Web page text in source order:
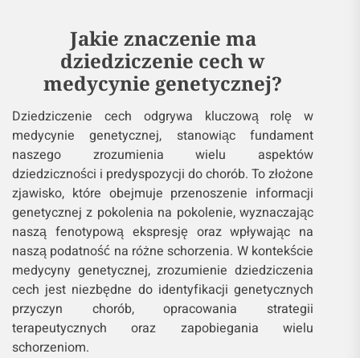
Jakie znaczenie ma
dziedziczenie cech w
medycynie genetycznej?
Dziedziczenie cech odgrywa kluczową rolę w
medycynie genetycznej, stanowiąc fundament
naszego zrozumienia wielu aspektów
dziedziczności i predyspozycji do chorób. To złożone
zjawisko, które obejmuje przenoszenie informacji
genetycznej z pokolenia na pokolenie, wyznaczając
naszą fenotypową ekspresję oraz wpływając na
naszą podatność na różne schorzenia. W kontekście
medycyny genetycznej, zrozumienie dziedziczenia
cech jest niezbędne do identyfikacji genetycznych
przyczyn chorób, opracowania strategii
terapeutycznych oraz zapobiegania wielu
schorzeniom.